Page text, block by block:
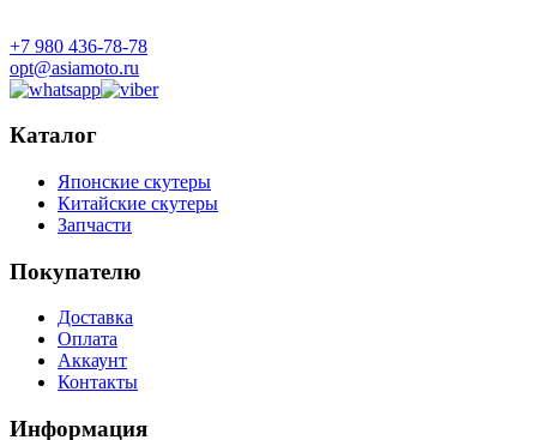
+7 980 436-78-78
opt@asiamoto.ru
Каталог
Японские скутеры
Китайские скутеры
Запчасти
Покупателю
Доставка
Оплата
Аккаунт
Контакты
Информация